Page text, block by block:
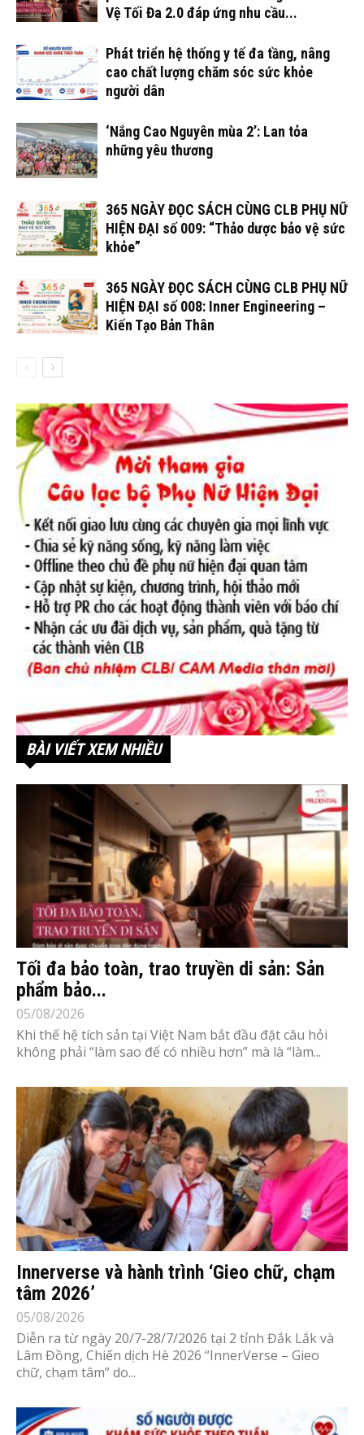
Vệ Tối Đa 2.0 đáp ứng nhu cầu...
Phát triển hệ thống y tế đa tầng, nâng
cao chất lượng chăm sóc sức khỏe
người dân
‘Nắng Cao Nguyên mùa 2’: Lan tỏa
những yêu thương
365 NGÀY ĐỌC SÁCH CÙNG CLB PHỤ NỮ
HIỆN ĐẠI số 009: “Thảo dược bảo vệ sức
khỏe”
365 NGÀY ĐỌC SÁCH CÙNG CLB PHỤ NỮ
HIỆN ĐẠI số 008: Inner Engineering –
Kiến Tạo Bản Thân
BÀI VIẾT XEM NHIỀU
Tối đa bảo toàn, trao truyền di sản: Sản
phẩm bảo...
05/08/2026
Khi thế hệ tích sản tại Việt Nam bắt đầu đặt câu hỏi
không phải “làm sao để có nhiều hơn” mà là “làm...
Innerverse và hành trình ‘Gieo chữ, chạm
tâm 2026’
05/08/2026
Diễn ra từ ngày 20/7-28/7/2026 tại 2 tỉnh Đắk Lắk và
Lâm Đồng, Chiến dịch Hè 2026 “InnerVerse – Gieo
chữ, chạm tâm” do...